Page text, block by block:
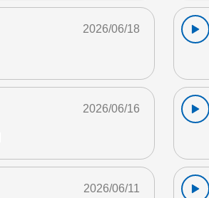
2026/06/18
2026/06/16
2026/06/11